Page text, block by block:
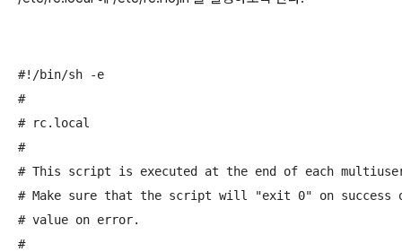
#!/bin/sh -e
#
# rc.local
#
# This script is executed at the end of each
# Make sure that the script will "exit 0" on success
# value on error.
#